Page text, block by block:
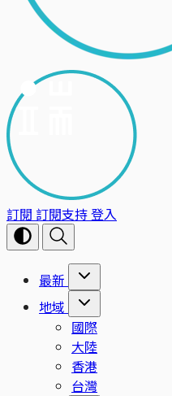
訂閱 訂閱支持登入
最新
地域
國際
大陸
香港
台灣